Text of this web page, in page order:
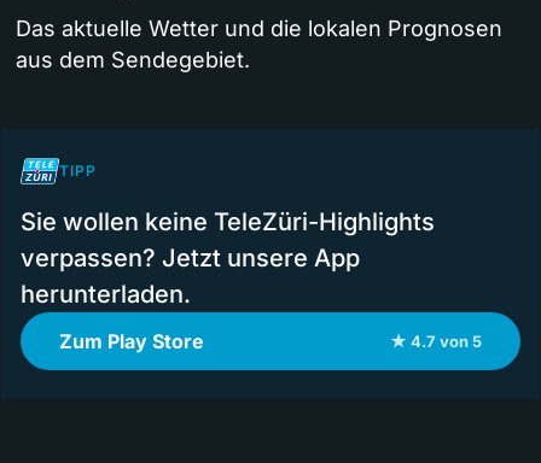
Das aktuelle Wetter und die lokalen Prognosen
aus dem Sendegebiet.
TIPP
Sie wollen keine TeleZüri-Highlights
verpassen? Jetzt unsere App
herunterladen.
Zum Play Store ★ 4.7 von 5